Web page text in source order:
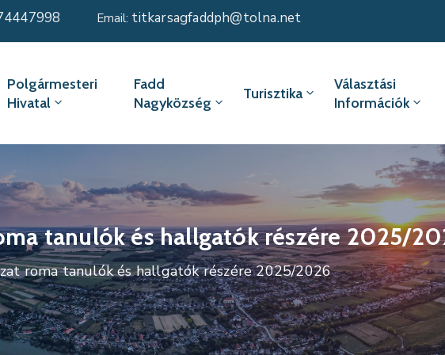
Email: titkarsagfaddph@tolna.net
Polgármesteri
Hivatal
Fadd
Nagyközség
Turisztika
Választási
Információk
tanulók és hallgatók részére 2025/
roma tanulók és hallgatók részére 2025/2026